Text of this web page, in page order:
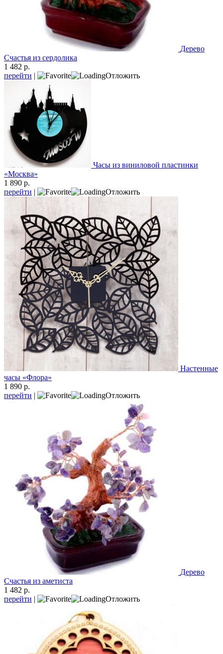
Дерево
Счастья из сердолика
1 482 р.
перейти | Отложить
Часы из виниловой пластинки
«Москва»
1 890 р.
перейти | Отложить
Настенные
часы «Флора»
1 890 р.
перейти | Отложить
Дерево
Счастья из аметиста
1 482 р.
перейти | Отложить